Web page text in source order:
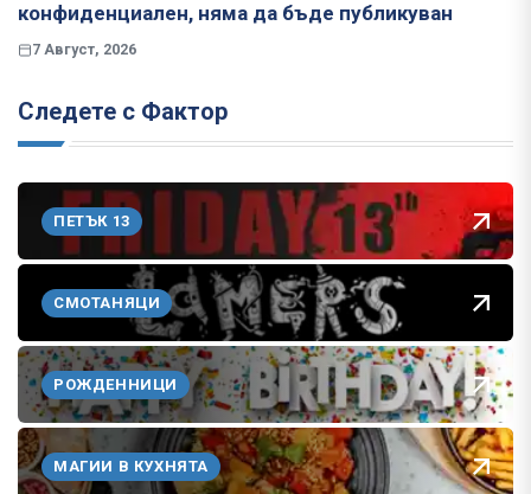
конфиденциален, няма да бъде публикуван
7 Август, 2026
Следете с Фактор
ПЕТЪК 13
СМОТАНЯЦИ
РОЖДЕННИЦИ
МАГИИ В КУХНЯТА